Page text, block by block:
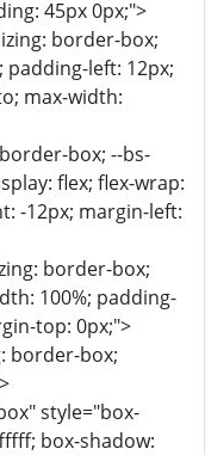
45px 0px;">
border-box;
left: 12px;
max-width:
box; --bs-
flex; flex-wrap:
-12px; margin-left:
border-box;
100%; padding-
top: 0px;">
border-box;
style="box-
box-shadow: